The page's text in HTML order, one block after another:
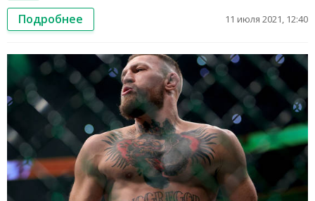
Подробнее 11 июля 2021, 12:40